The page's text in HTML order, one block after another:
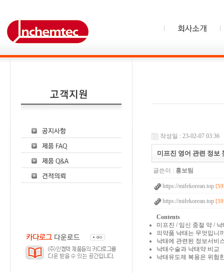
작성일 : 23-02-07 03:36
미프진 영어 관련 정보
글쓴이 : 홍보팀
https://mifekorean.top
https://mifekorean.top
Contents
미프진 / 임신 중절 약 / 낙
의약품 낙태는 무엇입니
낙태에 관련된 정보서비
낙태수술과 낙태약 비교
낙태유도제 복용은 위험